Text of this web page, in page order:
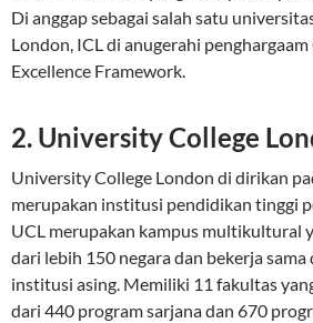
Di anggap sebagai salah satu
London, ICL di anugerahi penghargaam
Excellence Framework.
2. University College
University College London di dirikan
merupakan institusi pendidikan tinggi
UCL merupakan kampus multikultural
dari lebih 150 negara dan bekerja
institusi asing. Memiliki 11 fakultas
dari 440 program sarjana dan 670